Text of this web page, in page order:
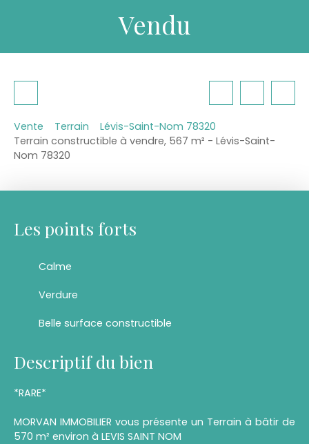
Vendu
Vente Terrain
Lévis-Saint-Nom 78320
Terrain constructible à vendre, 567 m² - Lévis-Saint-
Nom 78320
Les points forts
Calme
Verdure
Belle surface constructible
Descriptif du bien
*RARE*
MORVAN IMMOBILIER vous présente un Terrain à bâtir de
570 m² environ à LEVIS SAINT NOM